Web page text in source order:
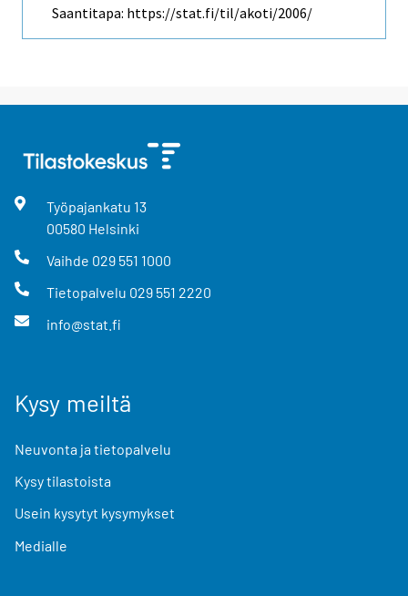
Saantitapa: https://stat.fi/til/akoti/2006/
Työpajankatu 13
00580 Helsinki
Vaihde 029 551 1000
Tietopalvelu 029 551 2220
info@stat.fi
Kysy meiltä
Neuvonta ja tietopalvelu
Kysy tilastoista
Usein kysytyt kysymykset
Medialle